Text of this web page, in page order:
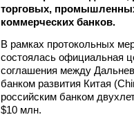
торговых,
коммерческих банков.
В рамках протокольных
состоялась официальная
соглашения между
банком развития Китая
российским банком
$10 млн.